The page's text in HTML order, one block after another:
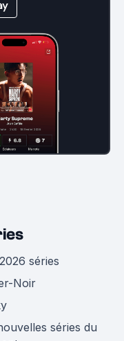
séries
Noir
séries du